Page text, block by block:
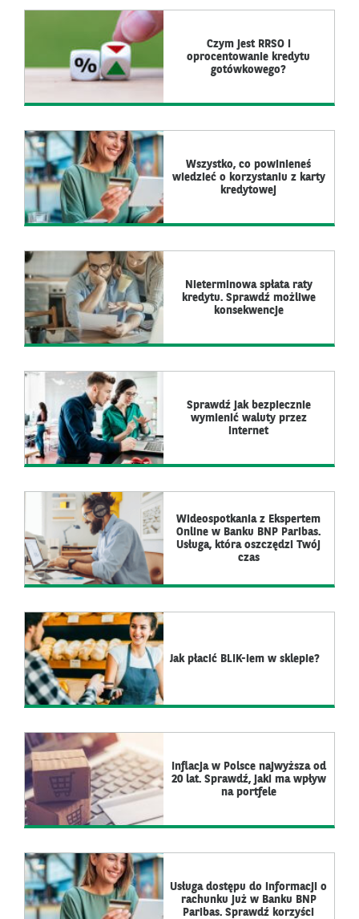
Czym jest RRSO i
oprocentowanie kredytu
gotówkowego?
Wszystko, co powinieneś
wiedzieć o korzystaniu z karty
kredytowej
Nieterminowa spłata raty
kredytu. Sprawdź możliwe
konsekwencje
Sprawdź jak bezpiecznie
wymienić waluty przez
internet
Wideospotkania z Ekspertem
Online w Banku BNP Paribas.
Usługa, która oszczędzi Twój
czas
Jak płacić BLIK-iem w sklepie?
Inflacja w Polsce najwyższa od
20 lat. Sprawdź, jaki ma wpływ
na portfele
Usługa dostępu do informacji o
rachunku już w Banku BNP
Paribas. Sprawdź korzyści